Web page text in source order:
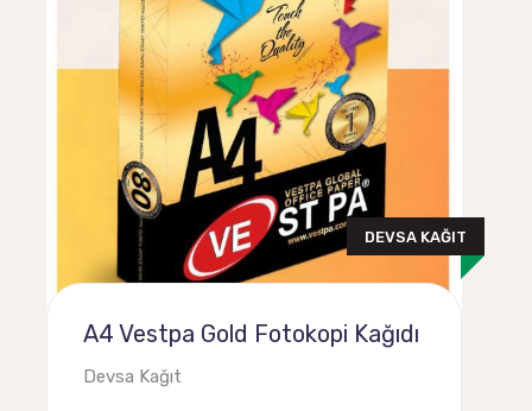
DEVSA KAĞIT
A4 Vestpa Gold Fotokopi Kağıdı
Devsa Kağıt